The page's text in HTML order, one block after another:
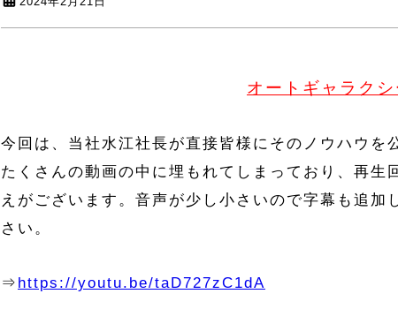
オートギャラク
今回は、当社水江社長が直接皆様にそのノウハウを
たくさんの動画の中に埋もれてしまっており、再
えがございます。音声が少し小さいので字幕も追
さい。
⇒ https://youtu.be/taD727zC1dA